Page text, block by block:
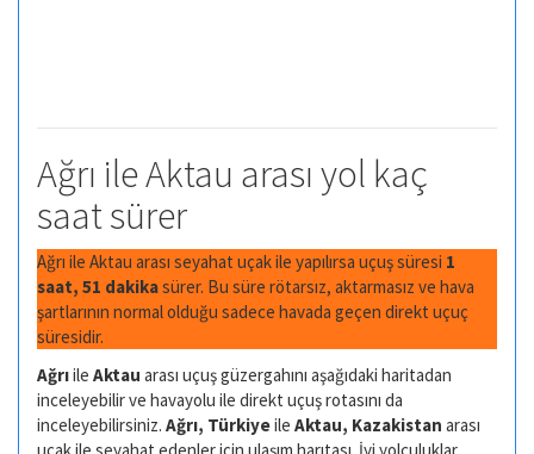
Ağrı ile Aktau arası yol kaç
saat sürer
Ağrı ile Aktau arası seyahat uçak ile yapılırsa uçuş süresi 1
saat, 51 dakikasürer. Bu süre rötarsız, aktarmasız ve hava
şartlarının normal olduğu sadece havada geçen direkt uçuç
süresidir.
Ağrıile Aktau arası uçuş güzergahını aşağıdaki haritadan
inceleyebilir ve havayolu ile direkt uçuş rotasını da
inceleyebilirsiniz. Ağrı, Türkiyeile Aktau, Kazakistan arası
uçak ile seyahat edenler için ulaşım harıtası. İyi yolculuklar